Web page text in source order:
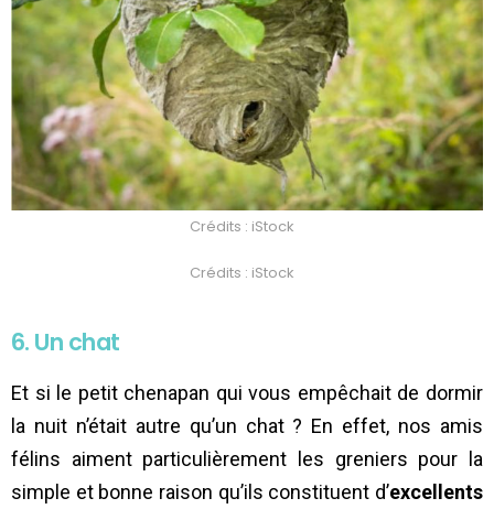
Crédits : iStock
Crédits : iStock
6. Un chat
Et si le petit chenapan qui vous empêchait de dormir
la nuit n’était autre qu’un chat ? En effet, nos amis
félins aiment particulièrement les greniers pour la
simple et bonne raison qu’ils constituent d’excellents